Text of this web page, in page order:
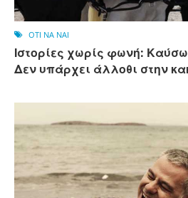
OTI NA NAI
Ιστορίες χωρίς φωνή:
Δεν υπάρχει άλλοθι στην